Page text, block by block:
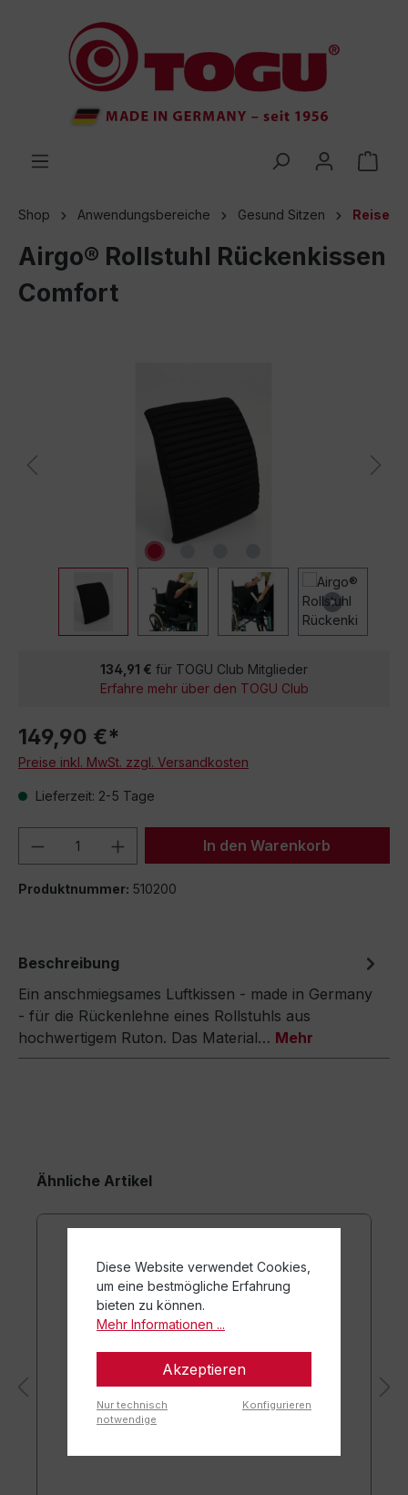
springen
Shop Anwendungsbereiche Gesund Sitzen Reise
Airgo® Rollstuhl Rückenkissen
Comfort
134,91 € für TOGU Club Mitglieder
Erfahre mehr über den TOGU Club
149,90 €*
Preise inkl. MwSt. zzgl. Versandkosten
Lieferzeit: 2-5 Tage
Produkt Anzahl: Gib denIn den Warenkorb
Produktnummer: 510200
Beschreibung
Ein anschmiegsames Luftkissen - made in Germany
- für die Rückenlehne eines Rollstuhls aus
hochwertigem Ruton. Das Material… Mehr
Ähnliche Artikel
Diese Website verwendet Cookies,
um eine bestmögliche Erfahrung
bieten zu können.
Mehr Informationen ...
Akzeptieren
Nur technisch
notwendige
Konfigurieren